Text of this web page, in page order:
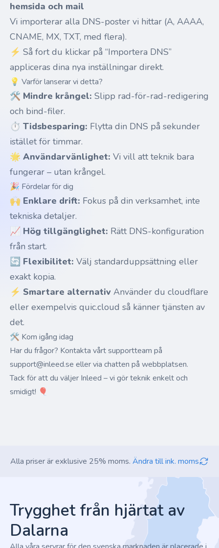
hemsida och mail
Vi importerar alla DNS-poster vi hittar (A, AAAA,
CNAME, MX, TXT, med flera).
⚡ Så fort du klickar på “Importera DNS”
appliceras dina nya inställningar direkt.
💡 Varför lanserar vi detta?
🛠️ Mindre krångel: Slipp rad-för-rad-redigering
och bind-filer.
⏱️ Tidsbesparing: Flytta din DNS på sekunder
istället för timmar.
🌟 Användarvänlighet: Vi vill att teknik bara
fungerar – utan krångel.
🎉 Fördelar för dig
🙌 Enklare drift: Fokus på din verksamhet, inte
tekniska detaljer.
📈 Hög tillgänglighet: Rätt DNS-konfiguration
från start.
🔄 Flexibilitet: Välj standarduppsättning eller
exakt kopia.
⚡ Smartare alternativ Använder du cloudflare
eller exempelvis quic.cloud så känner tjänsten av
det.
🛠 Kom igång idag
Har du frågor? Kontakta vårt supportteam på
support@inleed.se eller via chatten på webbplatsen.
Tack för att du väljer Inleed – vi gör teknik enkelt och
smidigt! 🎈
Alla priser är exklusive 25% moms. Ändra till ink. moms
Trygghet från hjärtat av
Dalarna